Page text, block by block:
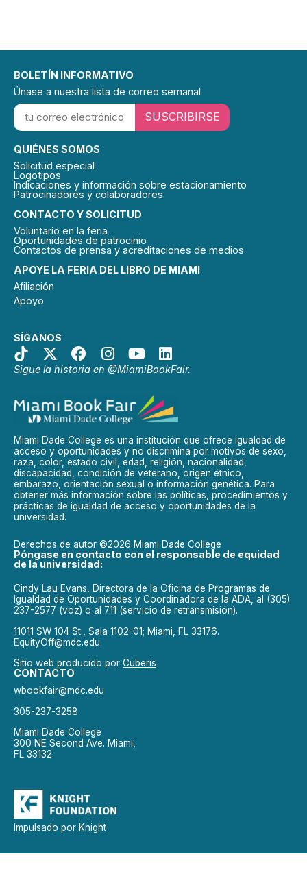
APOYE LA FERIA DEL LIBRO DE MIAMI
Afiliación
Apoyo
SÍGANOS
Sigue la historia en @MiamiBookFair.
CONTACTO Y SOLICITUD
Voluntario en la feria
Oportunidades de patrocinio
Contactos de prensa y acreditaciones de medios
QUIÉNES SOMOS
Solicitud especial
Logotipos
Indicaciones y información sobre estacionamiento
Patrocinadores y colaboradores
BOLETÍN INFORMATIVO
Únase a nuestra lista de correo semanal
SUSCRIBIRSE
Miami Dade College es una institución que ofrece igualdad de
acceso y oportunidades y no discrimina por motivos de sexo,
raza, color, estado civil, edad, religión, nacionalidad,
discapacidad, condición de veterano, origen étnico,
embarazo, orientación sexual o información genética. Para
obtener más información sobre las políticas, procedimientos y
prácticas de igualdad de acceso y oportunidades de la
universidad.
Derechos de autor ©2026 Miami Dade College
Póngase en contacto con el responsable de equidad
de la universidad:
Cindy Lau Evans, Directora de la Oficina de Programas de
Igualdad de Oportunidades y Coordinadora de la ADA, al (305)
237-2577 (voz) o al 711 (servicio de retransmisión).
11011 SW 104 St., Sala 1102-01; Miami, FL 33176.
EquityOff@mdc.edu
Sitio web producido por Cuberis
CONTACTO
wbookfair@mdc.edu
305-237-3258
Miami Dade College
300 NE Second Ave. Miami,
FL 33132
Impulsado por Knight